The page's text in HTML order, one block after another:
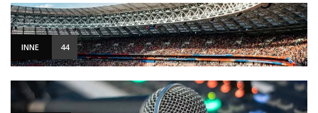
INNE 44